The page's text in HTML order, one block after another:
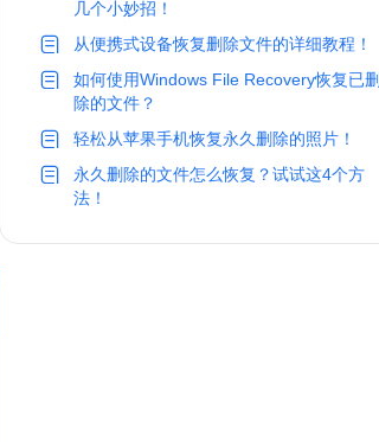
几个小妙招！
从便携式设备恢复删除文件的详细教程！
如何使用Windows File Recovery恢复已删
除的文件？
轻松从苹果手机恢复永久删除的照片！
永久删除的文件怎么恢复？试试这4个方
法！